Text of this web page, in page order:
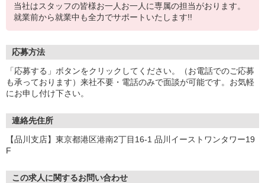
当社はスタッフの皆様お一人お一人に専属の担当がおります。
就業前から就業中も全力でサポートいたします!!
応募方法
「応募する」ボタンをクリックしてください。（お電話でのご応募
も承っております）来社不要・電話のみで面談が可能です。お気軽
にお申し付け下さい。
連絡先住所
【品川支店】東京都港区港南2丁目16-1 品川イーストワンタワー19
F
この求人に関するお問い合わせ